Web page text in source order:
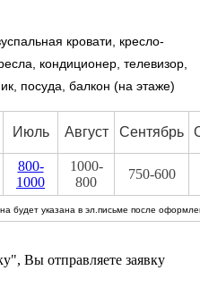
кровати, кресло-
кондиционер, телевизор,
посуда, балкон (на этаже)
Июль Август Сентябрь
800-
1000
1000-
800
750-600
будет указана в эл.письме после
Вы отправляете заявку